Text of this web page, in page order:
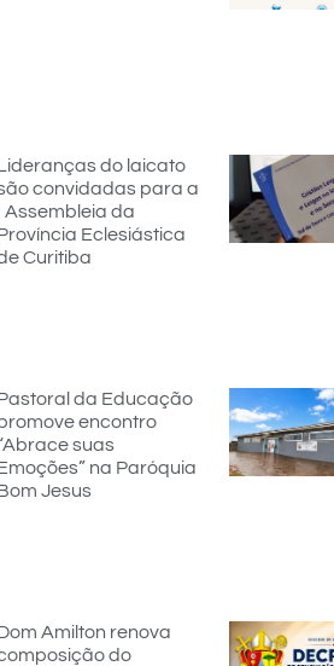
do laicato
convidadas para a
Assembleia da
Eclesiástica
Curitiba
da Educação
encontro
suas
na Paróquia
Jesus
Amilton renova
do